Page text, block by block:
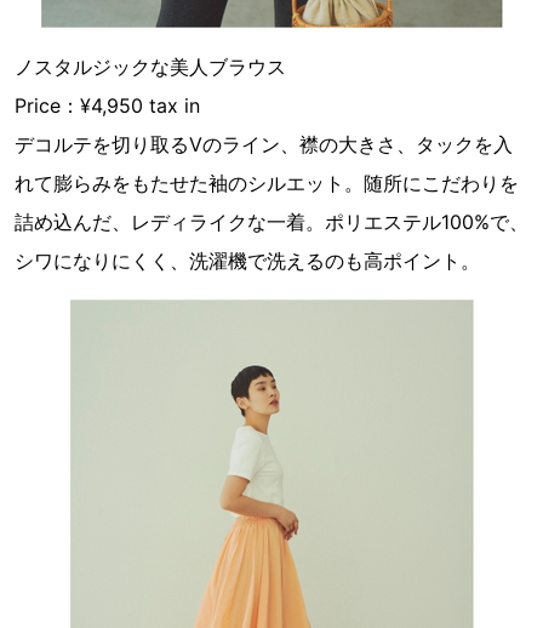
ノスタルジックな美人ブラウス
Price：¥4,950 tax in
デコルテを切り取るVのライン、襟の大きさ、タックを入
れて膨らみをもたせた袖のシルエット。随所にこだわりを
詰め込んだ、レディライクな一着。ポリエステル100%で、
シワになりにくく、洗濯機で洗えるのも高ポイント。